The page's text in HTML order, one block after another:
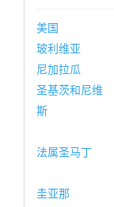
美国
玻利维亚
尼加拉瓜
圣基茨和尼维
斯
法属圣马丁
圭亚那